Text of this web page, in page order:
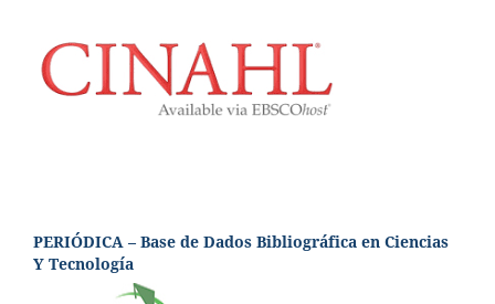
PERIÓDICA – Base de Dados Bibliográfica en Ciencias
Y Tecnología